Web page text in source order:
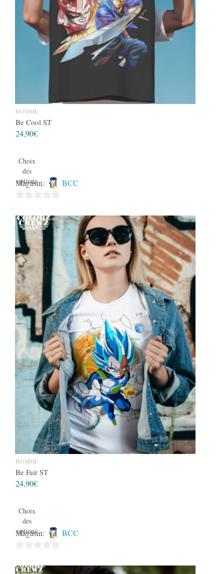
HOMME
Be Cool ST
24,90€
Choix
des
options
Magasin: BCC
sur
5
HOMME
Be Fair ST
24,90€
Choix
des
options
Magasin: BCC
sur